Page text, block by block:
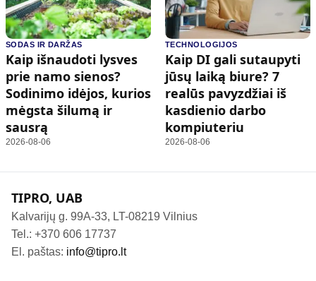
SODAS IR DARŽAS
Kaip išnaudoti lysves
prie namo sienos?
Sodinimo idėjos, kurios
mėgsta šilumą ir
sausrą
2026-08-06
TECHNOLOGIJOS
Kaip DI gali sutaupyti
jūsų laiką biure? 7
realūs pavyzdžiai iš
kasdienio darbo
kompiuteriu
2026-08-06
TIPRO, UAB
Kalvarijų g. 99A-33, LT-08219 Vilnius
Tel.: +370 606 17737
El. paštas: info@tipro.lt